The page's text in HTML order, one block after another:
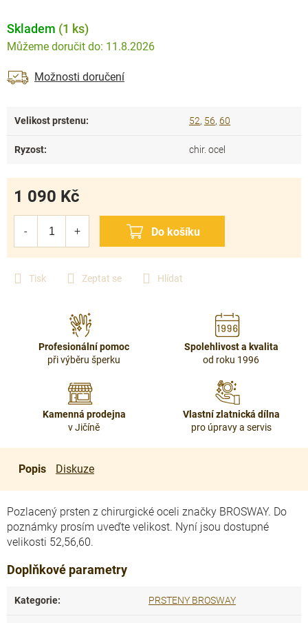
Tisk Zeptat se Hlídat
Skladem (1 ks)
11.8.2026
Možnosti doručení
1 090 Kč
Velikost prstenu: 52, 56, 60
Ryzost: chir. ocel
Profesionální pomoc
při výběru šperku
Spolehlivost a kvalita
od roku 1996
Kamenná prodejna
v Jičíně
Vlastní zlatnická dílna
pro úpravy a servis
Popis Diskuze
Pozlacený prsten z chirurgické oceli značky BROSWAY. Do
poznámky prosím uveďte velikost. Nyní jsou dostupné
velikosti 52,56,60.
Doplňkové parametry
Kategorie: PRSTENY BROSWAY